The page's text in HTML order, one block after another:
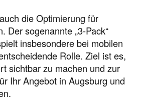
die Optimierung für
Der sogenannte „3-Pack“
insbesondere bei mobilen
Rolle. Ziel ist es,
sichtbar zu machen und zur
Ihr Angebot in Augsburg und